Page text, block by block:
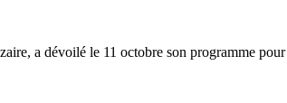
a dévoilé le 11 octobre son programme